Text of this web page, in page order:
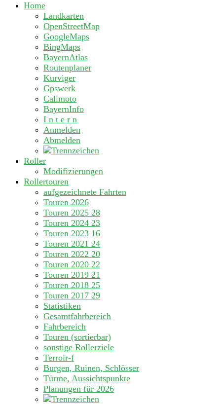
Home
Landkarten
OpenStreetMap
GoogleMaps
BingMaps
BayernAtlas
Routenplaner
Kurviger
Gpswerk
Calimoto
BayernInfo
I n t e r n
Anmelden
Abmelden
Roller
Modifizierungen
Rollertouren
aufgezeichnete Fahrten
Touren 2026
Touren 2025 28
Touren 2024 23
Touren 2023 16
Touren 2021 24
Touren 2022 20
Touren 2020 22
Touren 2019 21
Touren 2018 25
Touren 2017 29
Statistiken
Gesamtfahrbereich
Fahrbereich
Touren (sortierbar)
sonstige Rollerziele
Terroir-f
Burgen, Ruinen, Schlösser
Türme, Aussichtspunkte
Planungen für 2026